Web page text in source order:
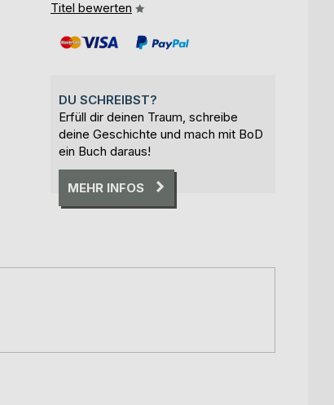
Titel bewerten
DU SCHREIBST?
Erfüll dir deinen Traum, schreibe
deine Geschichte und mach mit BoD
ein Buch daraus!
MEHR INFOS